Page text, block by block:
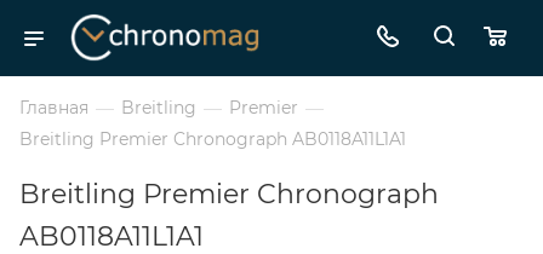
Главная — Breitling — Premier —
Breitling Premier Chronograph AB0118A11L1A1
Breitling Premier Chronograph
AB0118A11L1A1